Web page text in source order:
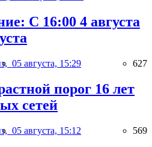
С 16:00 4 августа
05 августа, 15:29 627
порог 16 лет
сетей
05 августа, 15:12 569